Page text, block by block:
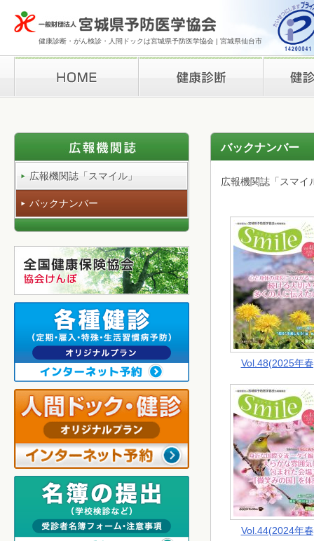
健康診断・がん検診・人間ドックは宮城県予防医学協会 | 宮城県仙台市
バックナンバー
広報機関誌「スマイ
Vol.48(2025年
Vol.44(2024年
広報機関誌「スマイル」
バックナンバー